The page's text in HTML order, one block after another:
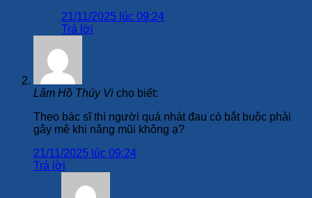
21/11/2025 lúc 09:24
Trả lời
Lâm Hồ Thúy Vi cho biết:
Theo bác sĩ thì người quá nhát đau có bắt buộc phải
gây mê khi nâng mũi không ạ?
21/11/2025 lúc 09:24
Trả lời